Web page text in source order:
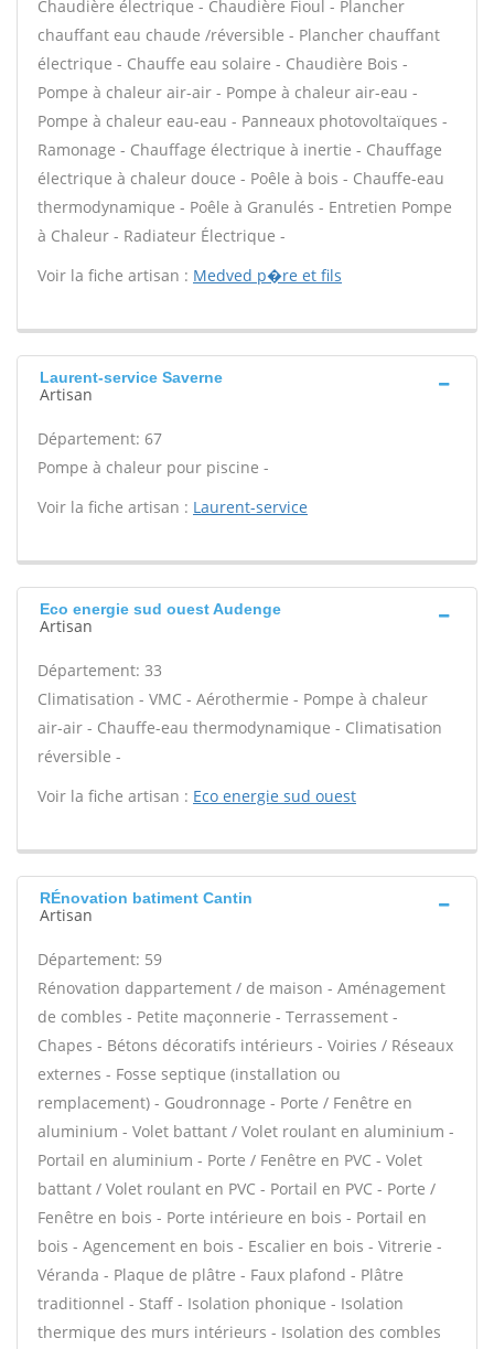
Chaudière électrique - Chaudière Fioul - Plancher
chauffant eau chaude /réversible - Plancher chauffant
électrique - Chauffe eau solaire - Chaudière Bois -
Pompe à chaleur air-air - Pompe à chaleur air-eau -
Pompe à chaleur eau-eau - Panneaux photovoltaïques -
Ramonage - Chauffage électrique à inertie - Chauffage
électrique à chaleur douce - Poêle à bois - Chauffe-eau
thermodynamique - Poêle à Granulés - Entretien Pompe
à Chaleur - Radiateur Électrique -
Voir la fiche artisan : Medved p�re et fils
Laurent-service Saverne
Artisan
Département: 67
Pompe à chaleur pour piscine -
Voir la fiche artisan : Laurent-service
Eco energie sud ouest Audenge
Artisan
Département: 33
Climatisation - VMC - Aérothermie - Pompe à chaleur
air-air - Chauffe-eau thermodynamique - Climatisation
réversible -
Voir la fiche artisan : Eco energie sud ouest
RÉnovation batiment Cantin
Artisan
Département: 59
Rénovation dappartement / de maison - Aménagement
de combles - Petite maçonnerie - Terrassement -
Chapes - Bétons décoratifs intérieurs - Voiries / Réseaux
externes - Fosse septique (installation ou
remplacement) - Goudronnage - Porte / Fenêtre en
aluminium - Volet battant / Volet roulant en aluminium -
Portail en aluminium - Porte / Fenêtre en PVC - Volet
battant / Volet roulant en PVC - Portail en PVC - Porte /
Fenêtre en bois - Porte intérieure en bois - Portail en
bois - Agencement en bois - Escalier en bois - Vitrerie -
Véranda - Plaque de plâtre - Faux plafond - Plâtre
traditionnel - Staff - Isolation phonique - Isolation
thermique des murs intérieurs - Isolation des combles